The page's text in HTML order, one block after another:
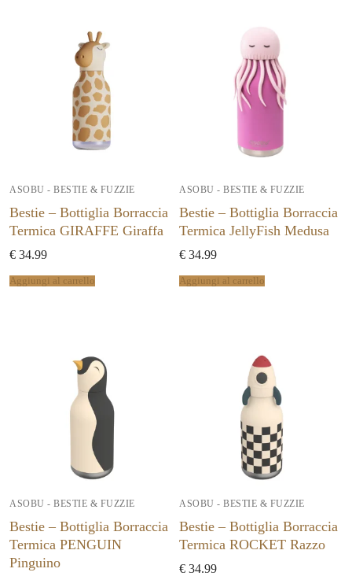
ASOBU - BESTIE & FUZZIE
Bestie – Bottiglia Borraccia
Termica GIRAFFE Giraffa
€ 34.99
Aggiungi al carrello
ASOBU - BESTIE & FUZZIE
Bestie – Bottiglia Borraccia
Termica JellyFish Medusa
€ 34.99
Aggiungi al carrello
ASOBU - BESTIE & FUZZIE
Bestie – Bottiglia Borraccia
Termica PENGUIN
Pinguino
ASOBU - BESTIE & FUZZIE
Bestie – Bottiglia Borraccia
Termica ROCKET Razzo
€ 34.99